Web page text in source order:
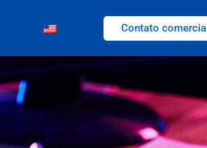
Contato comercial